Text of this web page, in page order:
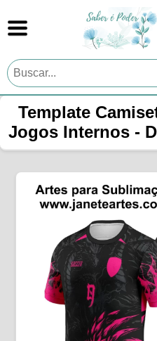
Template
Jogos Internos -